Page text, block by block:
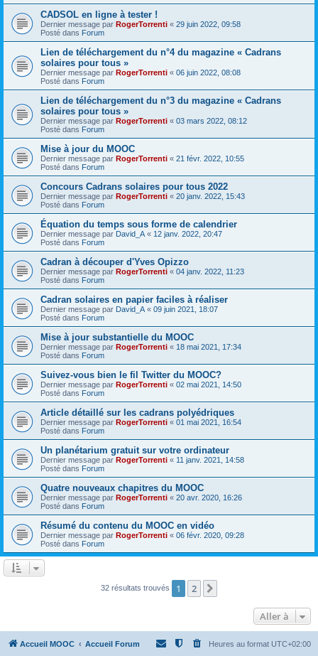
CADSOL en ligne à tester !
Dernier message par RogerTorrenti « 29 juin 2022, 09:58
Posté dans Forum
Lien de téléchargement du n°4 du magazine « Cadrans
solaires pour tous »
Dernier message par RogerTorrenti « 06 juin 2022, 08:08
Posté dans Forum
Lien de téléchargement du n°3 du magazine « Cadrans
solaires pour tous »
Dernier message par RogerTorrenti « 03 mars 2022, 08:12
Posté dans Forum
Mise à jour du MOOC
Dernier message par RogerTorrenti « 21 févr. 2022, 10:55
Posté dans Forum
Concours Cadrans solaires pour tous 2022
Dernier message par RogerTorrenti « 20 janv. 2022, 15:43
Posté dans Forum
Équation du temps sous forme de calendrier
Dernier message par David_A « 12 janv. 2022, 20:47
Posté dans Forum
Cadran à découper d'Yves Opizzo
Dernier message par RogerTorrenti « 04 janv. 2022, 11:23
Posté dans Forum
Cadran solaires en papier faciles à réaliser
Dernier message par David_A « 09 juin 2021, 18:07
Posté dans Forum
Mise à jour substantielle du MOOC
Dernier message par RogerTorrenti « 18 mai 2021, 17:34
Posté dans Forum
Suivez-vous bien le fil Twitter du MOOC?
Dernier message par RogerTorrenti « 02 mai 2021, 14:50
Posté dans Forum
Article détaillé sur les cadrans polyédriques
Dernier message par RogerTorrenti « 01 mai 2021, 16:54
Posté dans Forum
Un planétarium gratuit sur votre ordinateur
Dernier message par RogerTorrenti « 11 janv. 2021, 14:58
Posté dans Forum
Quatre nouveaux chapitres du MOOC
Dernier message par RogerTorrenti « 20 avr. 2020, 16:26
Posté dans Forum
Résumé du contenu du MOOC en vidéo
Dernier message par RogerTorrenti « 06 févr. 2020, 09:28
Posté dans Forum
32 résultats trouvés 1 2
Aller à
Accueil MOOC Accueil Forum Heures au format UTC+02:00